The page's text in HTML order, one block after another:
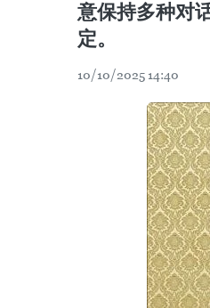
意保持多种对
定。
10/10/2025 14:40